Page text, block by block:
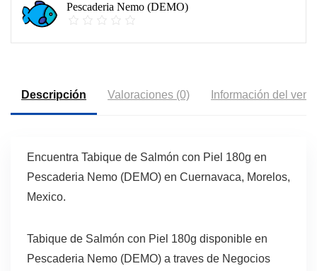
Pescaderia Nemo (DEMO)
Descripción Valoraciones (0) Información del
Encuentra Tabique de Salmón con Piel 180g en
Pescaderia Nemo (DEMO) en Cuernavaca, Morelos,
Mexico.
Tabique de Salmón con Piel 180g disponible en
Pescaderia Nemo (DEMO) a traves de Negocios